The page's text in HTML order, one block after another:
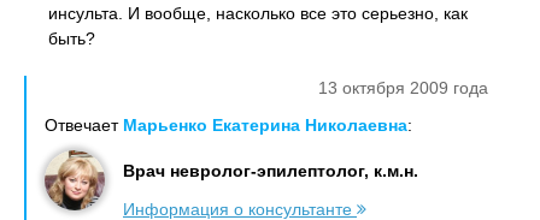
инсульта. И вообще, насколько все это серьезно, как
быть?
13 октября 2009 года
Отвечает Марьенко Екатерина Николаевна:
Врач невролог-эпилептолог, к.м.н.
Информация о консультанте